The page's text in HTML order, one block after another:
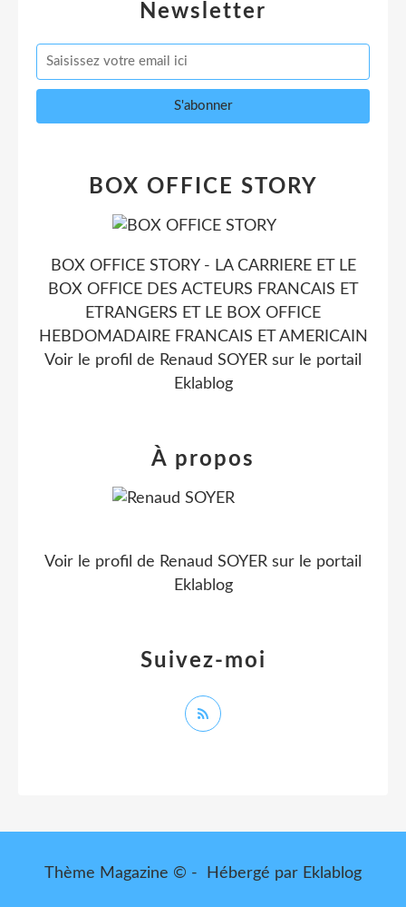
Newsletter
BOX OFFICE STORY
BOX OFFICE STORY - LA CARRIERE ET LE
BOX OFFICE DES ACTEURS FRANCAIS ET
ETRANGERS ET LE BOX OFFICE
HEBDOMADAIRE FRANCAIS ET AMERICAIN
Voir le profil de Renaud SOYER sur le portail
Eklablog
Suivez-moi
À propos
Voir le profil de Renaud SOYER sur le portail
Eklablog
Thème Magazine © - Hébergé par Eklablog